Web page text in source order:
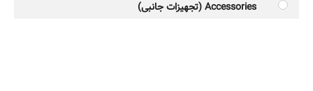
Accessories (تجهیزات جانبی)